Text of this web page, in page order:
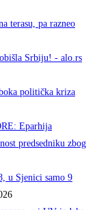
terasu, pa razneo
Srbiju! - alo.rs
politička kriza
Eparhija
predsedniku zbog
u Sjenici samo 9